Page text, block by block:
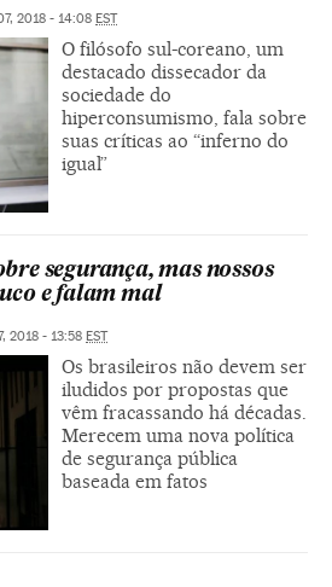
2018 - 14:08 EST
O filósofo sul-coreano, um
destacado dissecador da
sociedade do
hiperconsumismo, fala sobre
suas críticas ao “inferno do
igual”
segurança, mas nossos
e falam mal
2018 - 13:58 EST
Os brasileiros não devem ser
iludidos por propostas que
vêm fracassando há décadas.
Merecem uma nova política
de segurança pública
baseada em fatos